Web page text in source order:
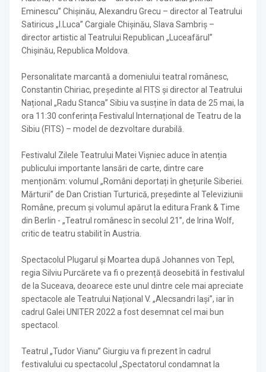
Eminescu” Chișinău, Alexandru Grecu – director al Teatrului
Satiricus „I.Luca” Cargiale Chișinău, Slava Sambriș –
director artistic al Teatrului Republican „Luceafărul”
Chișinău, Republica Moldova.
Personalitate marcantă a domeniului teatral românesc,
Constantin Chiriac, președinte al FITS și director al Teatrului
Național „Radu Stanca” Sibiu va susține în data de 25 mai, la
ora 11:30 conferința Festivalul Internațional de Teatru de la
Sibiu (FITS) – model de dezvoltare durabilă.
Festivalul Zilele Teatrului Matei Vișniec aduce în atenția
publicului importante lansări de carte, dintre care
menționăm: volumul „Români deportați în ghețurile Siberiei.
Mărturii” de Dan Cristian Turturică, președinte al Televiziunii
Române, precum și volumul apărut la editura Frank & Time
din Berlin - „Teatrul românesc în secolul 21”, de Irina Wolf,
critic de teatru stabilit în Austria.
Spectacolul Plugarul și Moartea după Johannes von Tepl,
regia Silviu Purcărete va fi o prezență deosebită în festivalul
de la Suceava, deoarece este unul dintre cele mai apreciate
spectacole ale Teatrului Național V. „Alecsandri Iași”, iar în
cadrul Galei UNITER 2022 a fost desemnat cel mai bun
spectacol.
Teatrul „Tudor Vianu” Giurgiu va fi prezent în cadrul
festivalului cu spectacolul „Spectatorul condamnat la